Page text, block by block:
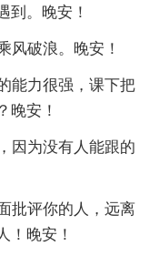
到。晚安！
风破浪。晚安！
能力很强，课下把
晚安！
因为没有人能跟的
批评你的人，远离
！晚安！